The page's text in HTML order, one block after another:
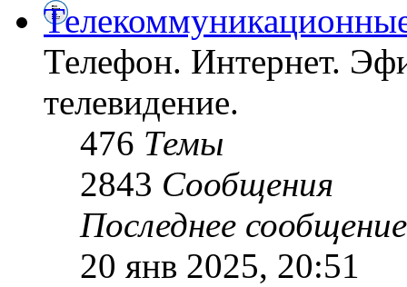
Телефон. Интернет.
телевидение.
476 Темы
2843 Сообщения
Последнее сообщение
20 янв 2025, 20:51